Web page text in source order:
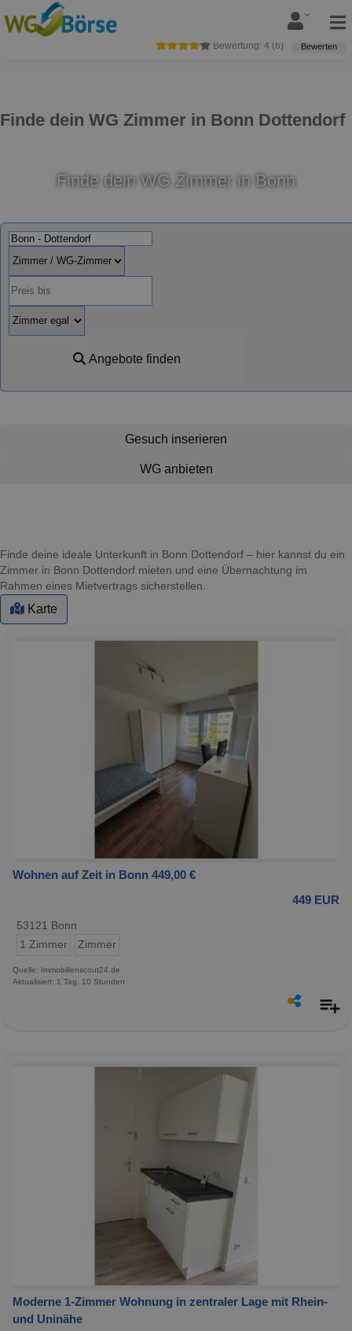
Finde dein WG Zimmer in Bonn Dottendorf
Bewertung: 4 (6) Bewerten
Finde dein WG Zimmer in Bonn
Angebote finden
Gesuch inserieren
WG anbieten
Finde deine ideale Unterkunft in Bonn Dottendorf – hier kannst du ein
Zimmer in Bonn Dottendorf mieten und eine Übernachtung im
Rahmen eines Mietvertrags sicherstellen.
Karte
Wohnen auf Zeit in Bonn 449,00 €
449 EUR
53121 Bonn
1 Zimmer
Zimmer
Quelle: Immobilienscout24.de
Aktualisiert: 1 Tag, 10 Stunden
Moderne 1-Zimmer Wohnung in zentraler Lage mit Rhein-
und Uninähe